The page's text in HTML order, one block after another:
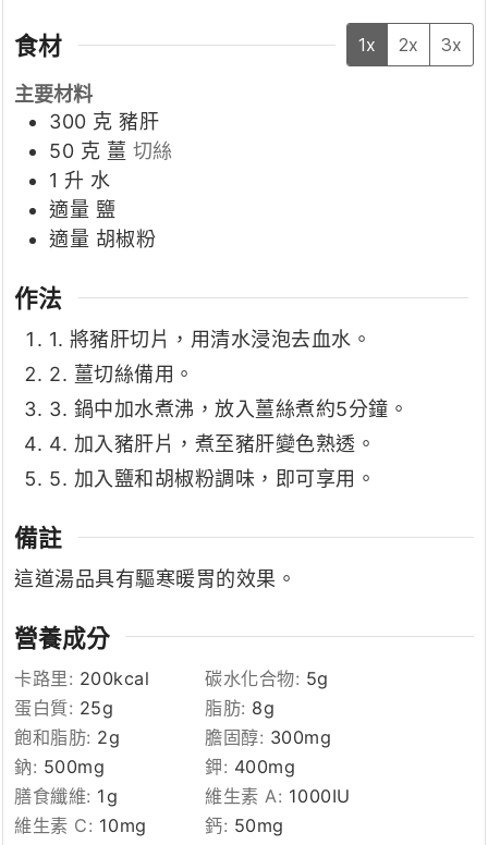
食材 1x 2x 3x
主要材料
300 克 豬肝
50 克 薑 切絲
1 升 水
適量 鹽
適量 胡椒粉
作法
1. 將豬肝切片，用清水浸泡去血水。
2. 薑切絲備用。
3. 鍋中加水煮沸，放入薑絲煮約5分鐘。
4. 加入豬肝片，煮至豬肝變色熟透。
5. 加入鹽和胡椒粉調味，即可享用。
備註
這道湯品具有驅寒暖胃的效果。
營養成分
卡路里: 200kcal 碳水化合物: 5g
蛋白質: 25g 脂肪: 8g
飽和脂肪: 2g 膽固醇: 300mg
鈉: 500mg 鉀: 400mg
膳食纖維: 1g 維生素 A: 1000IU
維生素 C: 10mg 鈣: 50mg